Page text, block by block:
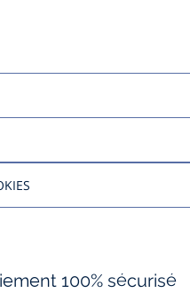
100% sécurisé